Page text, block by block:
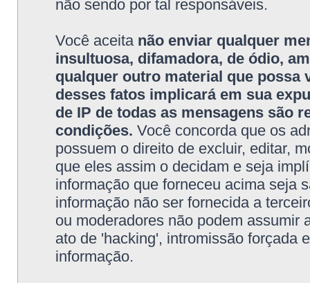
não sendo por tal responsáveis.
Você aceita não enviar qualquer
insultuosa, difamadora, de ódio,
qualquer outro material que possa
desses fatos implicará em sua
de IP de todas as mensagens são
condições. Você concorda que os
possuem o direito de excluir, editar,
que eles assim o decidam e seja
informação que forneceu acima seja
informação não ser fornecida a
ou moderadores não podem assumir
ato de 'hacking', intromissão forçada
informação.